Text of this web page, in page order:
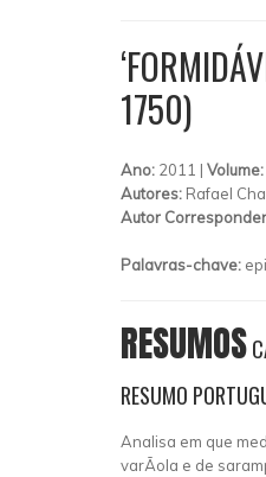
1750)
Ano: 2011 | Volume:
Autores: Rafael
Autor
Palavras-chave:
RESUMOS
RESUMO
Analisa em que
varÃ­ola e de